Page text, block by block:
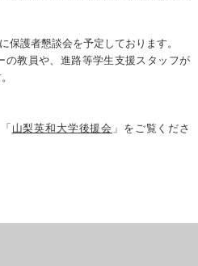
保護者懇談会を予定しております。
の教員や、進路等学生支援スタッフが
山梨英和大学後援会 」をご覧くださ